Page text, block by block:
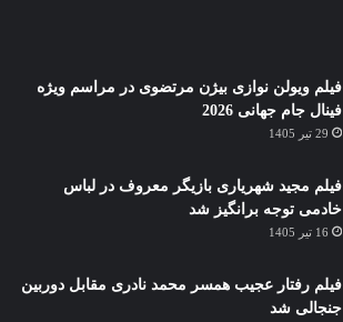
فیلم ویولن نوازی بیژن مرتضوی در مراسم ویژه
فینال جام جهانی 2026
29 تیر 1405
فیلم مجید شهریاری بازیگر معروف در لباس
خادمی توجه برانگیز شد
16 تیر 1405
فیلم رفتار عجیب همسر محمد نادری مقابل دوربین
جنجالی شد